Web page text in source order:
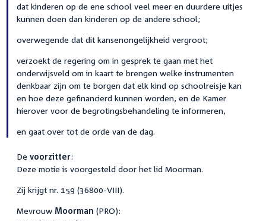
dat kinderen op de ene school veel meer en duurdere uitjes
kunnen doen dan kinderen op de andere school;
overwegende dat dit kansenongelijkheid vergroot;
verzoekt de regering om in gesprek te gaan met het
onderwijsveld om in kaart te brengen welke instrumenten
denkbaar zijn om te borgen dat elk kind op schoolreisje kan
en hoe deze gefinancierd kunnen worden, en de Kamer
hierover voor de begrotingsbehandeling te informeren,
en gaat over tot de orde van de dag.
De voorzitter:
Deze motie is voorgesteld door het lid Moorman.
Zij krijgt nr. 159 (36800-VIII).
Mevrouw Moorman (PRO):